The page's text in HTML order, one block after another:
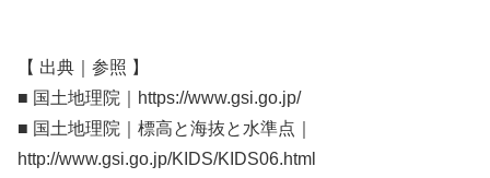
【 出典｜参照 】
■ 国土地理院｜https://www.gsi.go.jp/
■ 国土地理院｜標高と海抜と水準点｜
http://www.gsi.go.jp/KIDS/KIDS06.html